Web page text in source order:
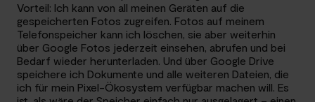
Vorteil: Ich kann von all meinen Geräten auf die
gespeicherten Fotos zugreifen. Fotos auf meinem
Telefonspeicher kann ich löschen, sie aber weiterhin
über Google Fotos jederzeit einsehen, abrufen und bei
Bedarf wieder herunterladen. Und über Google Drive
speichere ich Dokumente und alle weiteren Dateien, die
ich für mein Pixel-Ökosystem verfügbar machen will. Es